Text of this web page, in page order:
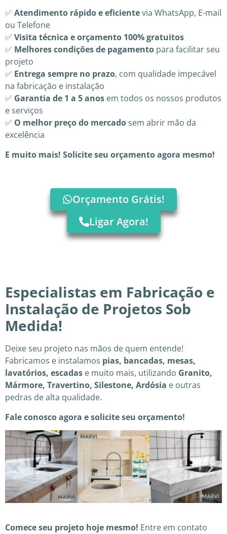
✅ Atendimento rápido e eficientevia WhatsApp, E-mail
ou Telefone
✅ Visita técnica e orçamento 100% gratuitos
✅ Melhores condições de pagamento para facilitar seu
projeto
✅ Entrega sempre no prazo, com qualidade impecável
na fabricação e instalação
✅ Garantia de 1 a 5 anos em todos os nossos produtos
e serviços
✅ O melhor preço do mercadosem abrir mão da
excelência
E muito mais! Solicite seu orçamento agora mesmo!
Orçamento Grátis!
Ligar Agora!
Especialistas em Fabricação e
Instalação de Projetos Sob
Medida!
Deixe seu projeto nas mãos de quem entende!
Fabricamos e instalamos pias, bancadas, mesas,
lavatórios, escadas e muito mais, utilizando Granito,
Mármore, Travertino, Silestone, Ardósia e outras
pedras de alta qualidade.
Fale conosco agora e solicite seu orçamento!
Comece seu projeto hoje mesmo! Entre em contato